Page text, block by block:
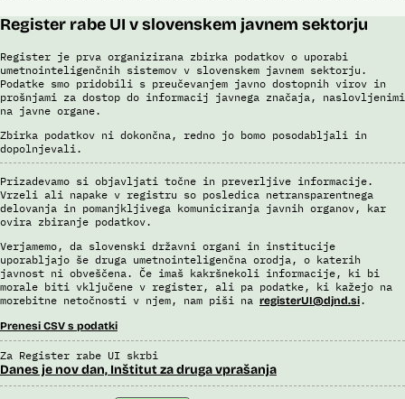
Register rabe UI v slovenskem javnem sektorju
Register je prva organizirana zbirka podatkov o uporabi
umetnointeligenčnih sistemov v slovenskem javnem sektorju.
Podatke smo pridobili s preučevanjem javno dostopnih virov in
prošnjami za dostop do informacij javnega značaja, naslovljenimi
na javne organe.
Zbirka podatkov ni dokončna, redno jo bomo posodabljali in
dopolnjevali.
Prizadevamo si objavljati točne in preverljive informacije.
Vrzeli ali napake v registru so posledica netransparentnega
delovanja in pomanjkljivega komuniciranja javnih organov, kar
ovira zbiranje podatkov.
Verjamemo, da slovenski državni organi in institucije
uporabljajo še druga umetnointeligenčna orodja, o katerih
javnost ni obveščena. Če imaš kakršnekoli informacije, ki bi
morale biti vključene v register, ali pa podatke, ki kažejo na
morebitne netočnosti v njem, nam piši na registerUI@djnd.si.
Prenesi CSV s podatki
Za Register rabe UI skrbi
Danes je nov dan, Inštitut za druga vprašanja